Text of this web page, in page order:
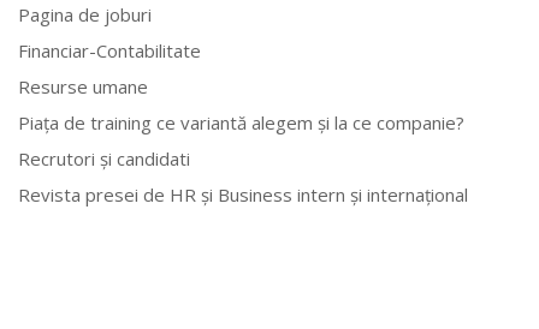
Pagina de joburi
Financiar-Contabilitate
Resurse umane
Piața de training ce variantă alegem și la ce companie?
Recrutori și candidati
Revista presei de HR și Business intern și internațional